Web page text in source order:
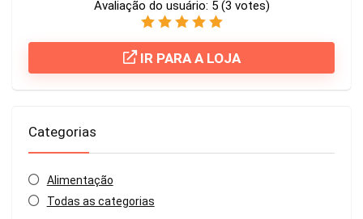
Avaliação do usuário: 5 (3 votes)
IR PARA A LOJA
Categorias
Alimentação
Todas as categorias